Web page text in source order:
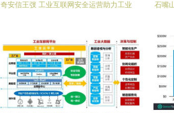
奇安信王弢 工业互联网安全运营助力工业
石嘴